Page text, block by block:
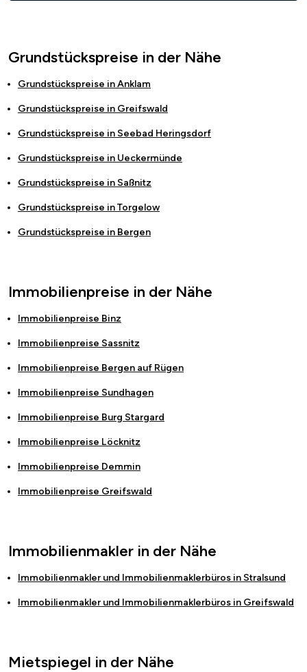
Grundstückspreise in der Nähe
Grundstückspreise inAnklam
Grundstückspreise in Greifswald
Grundstückspreise in Seebad Heringsdorf
Grundstückspreise in Ueckermünde
Grundstückspreise in Saßnitz
Grundstückspreise inTorgelow
Grundstückspreise in Bergen
Immobilienpreise in der Nähe
Immobilienpreise Binz
Immobilienpreise Sassnitz
Immobilienpreise Bergen auf Rügen
Immobilienpreise Sundhagen
Immobilienpreise Burg Stargard
Immobilienpreise Löcknitz
Immobilienpreise Demmin
Immobilienpreise Greifswald
Immobilienmakler in der Nähe
Immobilienmakler und Immobilienmaklerbüros in Stralsund
Immobilienmakler und Immobilienmaklerbüros in Greifswald
Mietspiegel in der Nähe